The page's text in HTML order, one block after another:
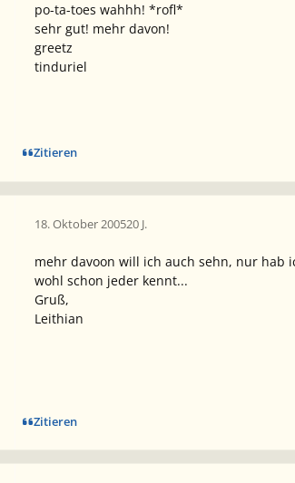
po-ta-toes wahhh! *rofl*
sehr gut! mehr davon!
greetz
tinduriel
Zitieren
18. Oktober 200520 J.
mehr davoon will ich auch sehn, nur
wohl schon jeder kennt...
Gruß,
Leithian
Zitieren